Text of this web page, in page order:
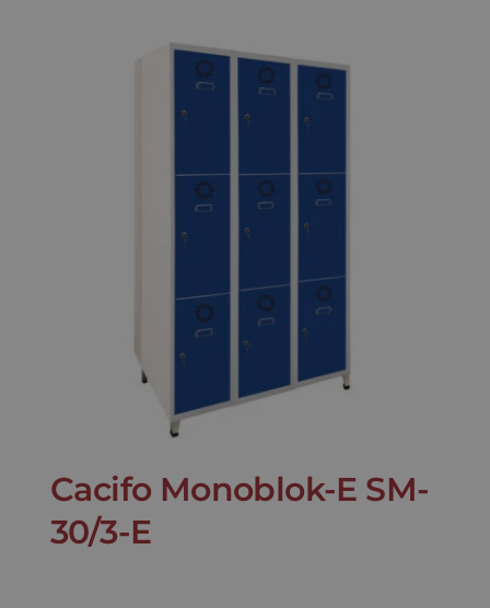
Cacifo Monoblok-E SM-
30/3-E